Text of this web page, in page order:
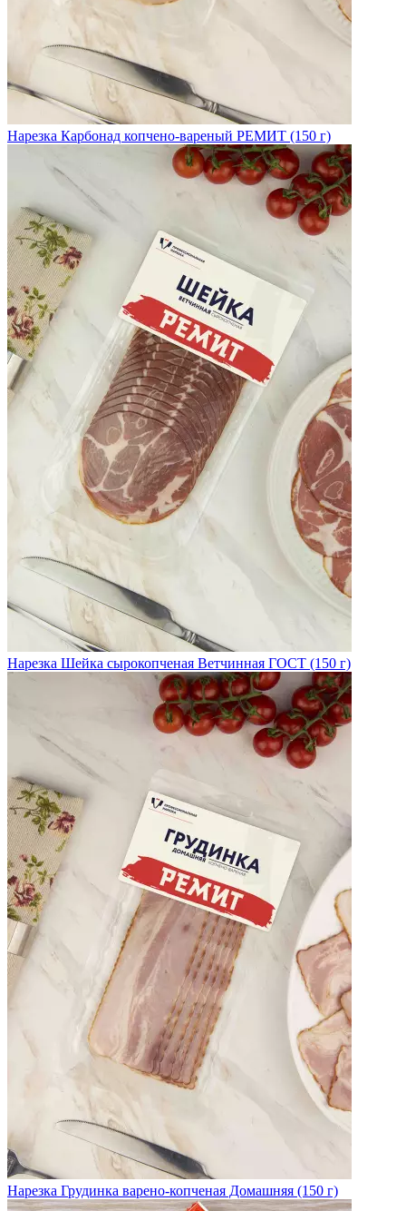
Нарезка Карбонад копчено-вареный РЕМИТ (150 г)
Нарезка Шейка сырокопченая Ветчинная ГОСТ (150 г)
Нарезка Грудинка варено-копченая Домашняя (150 г)